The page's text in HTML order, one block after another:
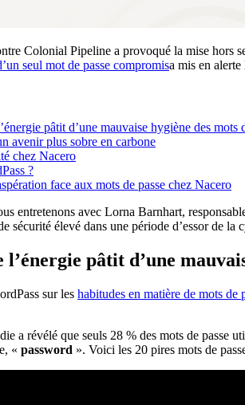
Colonial Pipeline a provoqué la mise hors
seul mot de passe compromisa mis en
pâtit d’une mauvaise hygiène des mots
avenir plus sobre en carbone
chez Nacero
?
face aux mots de passe chez Nacero
entretenons avec Lorna Barnhart,
sécurité élevé dans une période d’essor de la
l’énergie pâtit d’une
sur les habitudes en matière de mots de
a révélé que seuls 28 % des mots de passe
« password ». Voici les 20 pires mots de